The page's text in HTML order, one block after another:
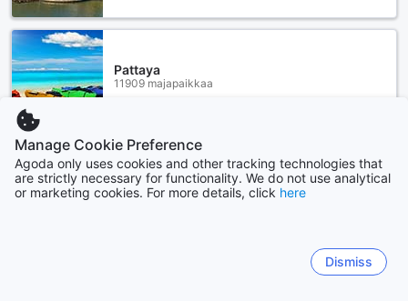
Pattaya
11909 majapaikkaa
Näytä lisää
Katso kaikki
Manage Cookie Preference
Agoda only uses cookies and other tracking technologies that
are strictly necessary for functionality. We do not use analytical
or marketing cookies. For more details, click here
Dismiss